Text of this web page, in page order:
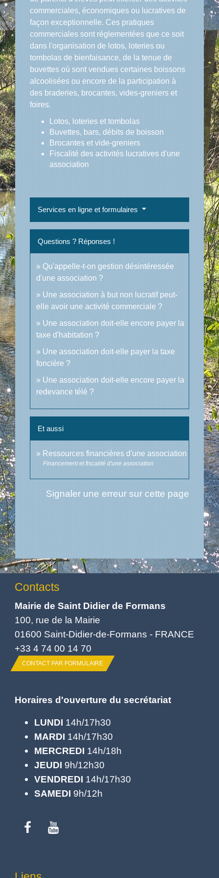
commerciales, économiques ou lucratives de
façon exceptionnelle. Ces pratiques
commerciales sont réglementées que ce soit
dans l'organisation de lotos, loteries ou
tombolas de bienfaisance, de la tenue de
buvettes où sont vendues certaines boissons
alcoolisées ou encore de la participation à
des braderies, brocantes, vides-greniers et
foires.
Lotos, loteries et tombolas
Buvettes, bars, débits de boisson
Brocantes et vide-greniers
Fiscalité des activités lucratives d'une
association
Services en ligne et formulaires
Questions ? Réponses !
Qu'appelle-t-on gestion désintéressée
d'une association ?
Une association à but non lucratif peut-
elle avoir une activité commerciale ?
Une association doit-elle encore payer la
taxe d'habitation ?
Une association doit-elle payer la taxe
foncière ?
Une association doit-elle encore payer la
redevance télé ?
Et aussi
Ressources financières d'une association
Financement et fiscalité d'une association
Signaler une erreur sur cette page
Contacts
Mairie de Saint Didier de Formans
100, rue de la Mairie
01600 Saint-Didier-de-Formans - FRANCE
+33 4 74 00 14 70
CONTACT PAR FORMULAIRE
Horaires d'ouverture du secrétariat
LUNDI 14h/17h30
MARDI 14h/17h30
MERCREDI 14h/18h
JEUDI 9h/12h30
VENDREDI 14h/17h30
SAMEDI 9h/12h